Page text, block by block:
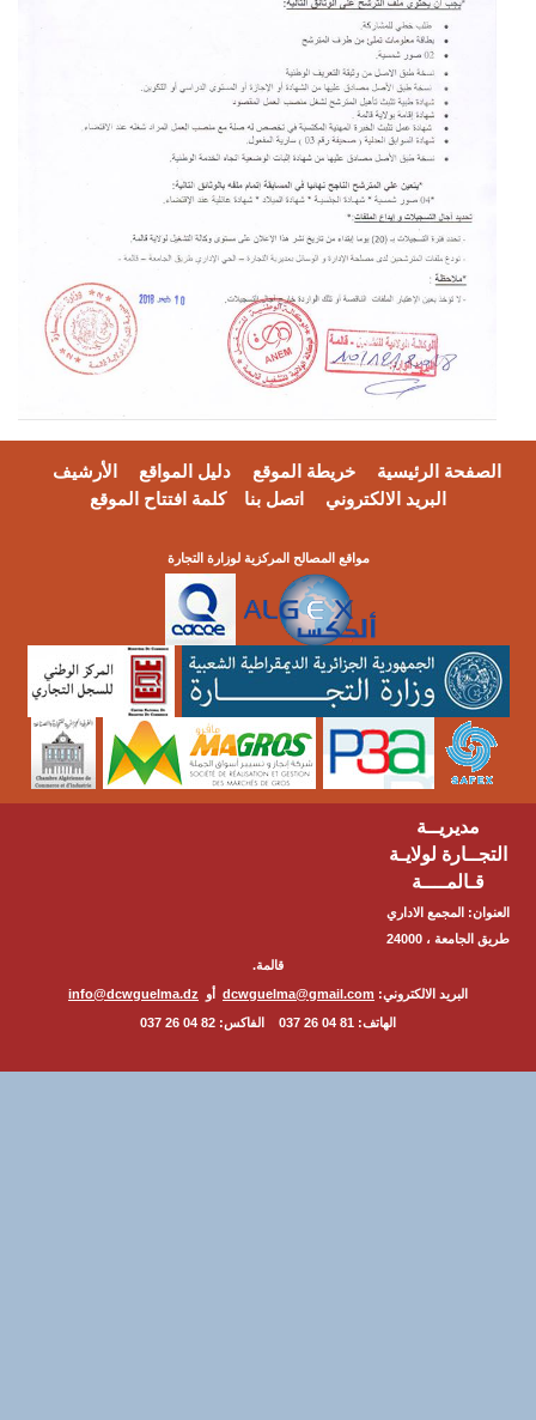
الرئيسية خريطة الموقع دليل المواقع
الأرشيف
البريد الالكتروني
اتصل بنا كلمة افتتاح الموقع
مواقع المصالح المركزية لوزارة التجارة
مديريــة
لولايـة
المجمع الاداري
طريق الجامعة ، 24000
البريد الالكتروني:dcwguelma@gmail.com أوinfo@dcwguelma.dz